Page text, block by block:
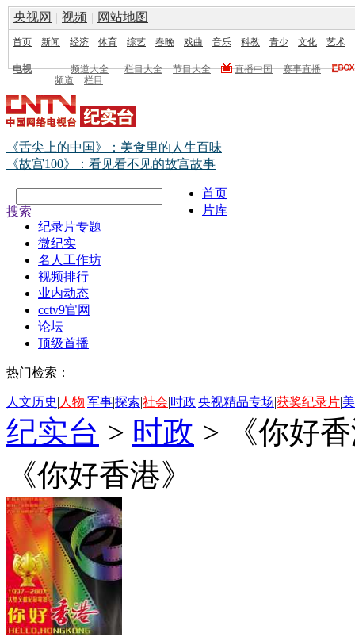
央视网 | 视频 | 网站地图
首页 新闻 经济 体育 综艺 春晚 戏曲 音乐 科教 青少 文化 艺术
电视 频道大全 栏目大全 节目大全 直播中国
赛事直播
频道
栏目
《舌尖上的中国》：美食里的人生百味
《故宫100》：看见看不见的故宫故事
搜索
首页
片库
纪录片专题
微纪实
名人工作坊
视频排行
业内动态
cctv9官网
论坛
顶级首播
热门检索：
人文历史| 人物|军事|探索|社会|时政|央视精品专场|获奖纪录片|
纪实台 > 时政 >
《你好
《你好香港》